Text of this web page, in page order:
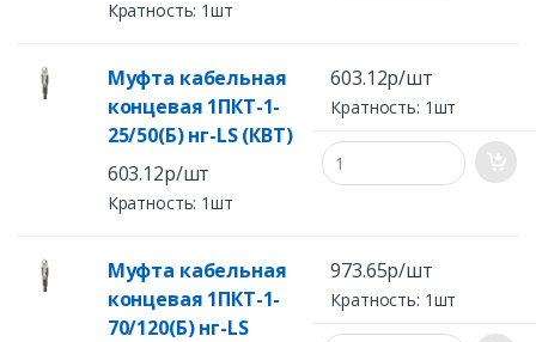
Эксцентриковое отверстие под кабельную жилу в
Термоусаживаемая манжета устойчива к
ультрафиолетовому излучению ипогодно-
климатическим условиям
При усадке клеевой слой расплавляется,
заполняет все неровности микрорельефа и
обеспечивает полную герметичность соединений
Выпускается по ТУ 3599-006-97284872-2006
Кратность: 1шт
Муфта кабельная
концевая 1ПКТ-1-
25/50(Б) нг-LS (КВТ)
603.12р/шт
Кратность: 1шт
603.12р/шт
Кратность: 1шт
Муфта кабельная
концевая 1ПКТ-1-
70/120(Б) нг-LS
973.65р/шт
Кратность: 1шт